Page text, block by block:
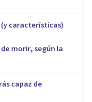
características)
morir, según la
capaz de